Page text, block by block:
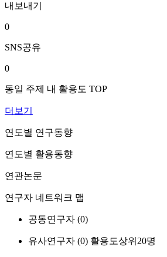
내보내기
0
SNS공유
0
동일 주제 내 활용도 TOP
더보기
연도별 연구동향
연도별 활용동향
연관논문
연구자 네트워크 맵
공동연구자 (0)
유사연구자 (0) 활용도상위20명